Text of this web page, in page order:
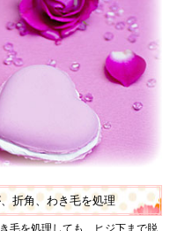
折角、わき毛を処理
毛を処理しても、ヒジ下まで脱